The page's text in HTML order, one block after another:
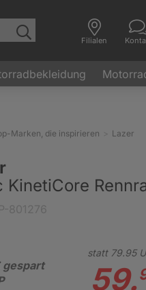
Filialen
Marken, die inspirieren Lazer
KinetiCore
gespart
statt 79.95
59.